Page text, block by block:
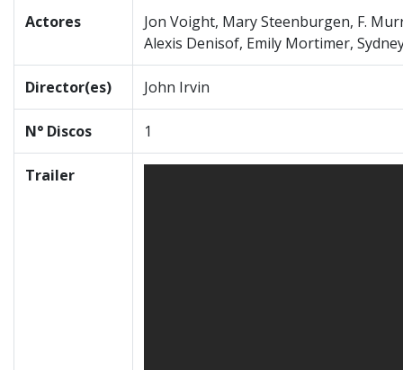
Actores
Jon Voight, Mary Steenburgen, F.
Alexis Denisof, Emily Mortimer,
Director(es) John Irvin
N° Discos 1
Trailer